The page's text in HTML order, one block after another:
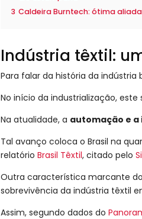
3 Caldeira Burntech: ótima
Indústria têxtil:
Para falar da história da
No início da industrialização,
Na atualidade, a automação e
Tal avanço coloca o Brasil na
relatórioBrasil Têxtil, citado pelo
Outra característica marcante
sobrevivência da indústria têxtil
Assim, segundo dados do